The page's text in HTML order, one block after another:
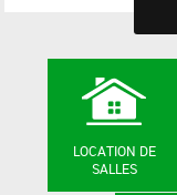
LOCATION DE
SALLES